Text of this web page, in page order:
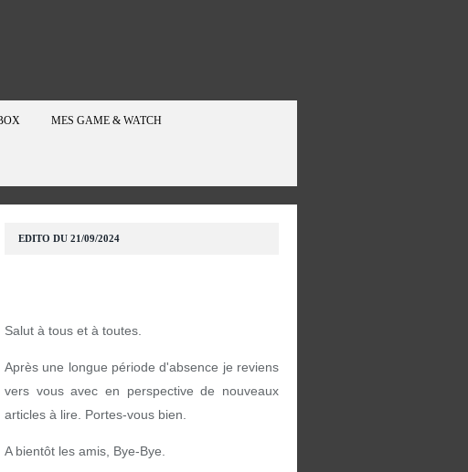
MES GAME & WATCH
EDITO DU 21/09/2024
Salut à tous et à toutes.
Après une longue période d'absence je reviens
vers vous avec en perspective de nouveaux
articles à lire. Portes-vous bien.
A bientôt les amis, Bye-Bye.